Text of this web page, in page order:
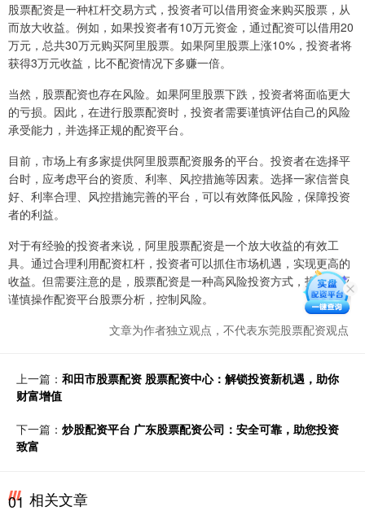
股票配资是一种杠杆交易方式，投资者可以借用资金来购买股票，从
而放大收益。例如，如果投资者有10万元资金，通过配资可以借用20
万元，总共30万元购买阿里股票。如果阿里股票上涨10%，投资者将
获得3万元收益，比不配资情况下多赚一倍。
当然，股票配资也存在风险。如果阿里股票下跌，投资者将面临更大
的亏损。因此，在进行股票配资时，投资者需要谨慎评估自己的风险
承受能力，并选择正规的配资平台。
目前，市场上有多家提供阿里股票配资服务的平台。投资者在选择平
台时，应考虑平台的资质、利率、风控措施等因素。选择一家信誉良
好、利率合理、风控措施完善的平台，可以有效降低风险，保障投资
者的利益。
对于有经验的投资者来说，阿里股票配资是一个放大收益的有效工
具。通过合理利用配资杠杆，投资者可以抓住市场机遇，实现更高的
收益。但需要注意的是，股票配资是一种高风险投资方式，投资者应
谨慎操作配资平台股票分析，控制风险。
文章为作者独立观点，不代表东莞股票配资观点
上一篇： 和田市股票配资 股票配资中心：解锁投资新机遇，助你
财富增值
下一篇： 炒股配资平台 广东股票配资公司：安全可靠，助您投资
致富
01 相关文章